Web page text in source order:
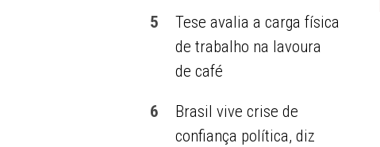
5
Tese avalia a carga física
de trabalho na lavoura
de café
6
Brasil vive crise de
confiança política, diz